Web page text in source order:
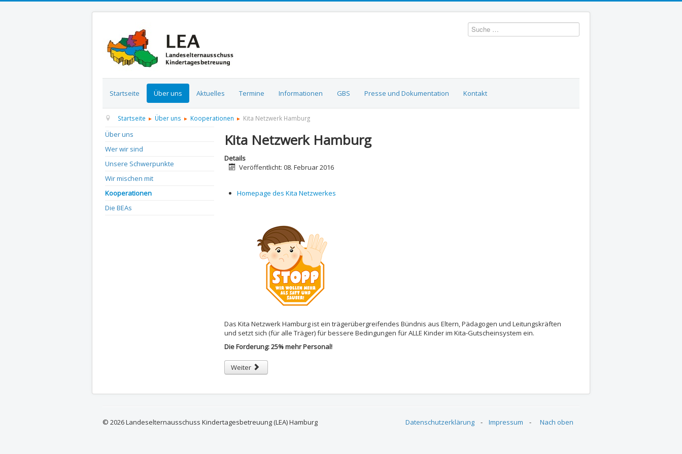
Suchen
Startseite Über uns Aktuelles Termine Informationen GBS Presse und Dokumentation Kontakt
Startseite Über uns Kooperationen Kita Netzwerk Hamburg
Über uns
Wer wir sind
Unsere Schwerpunkte
Wir mischen mit
Kooperationen
Die BEAs
Kita Netzwerk Hamburg
Details
Veröffentlicht: 08. Februar 2016
Homepage des Kita Netzwerkes
Das Kita Netzwerk Hamburg ist ein trägerübergreifendes Bündnis aus Eltern, Pädagogen und Leitungskräften
und setzt sich (für alle Träger) für bessere Bedingungen für ALLE Kinder im Kita-Gutscheinsystem ein.
Die Forderung: 25% mehr Personal!
Nächster Beitrag: Hamburger Bündnis für schulische Inklusion
Weiter
Nach oben
Datenschutzerklärung - Impressum -
© 2026 Landeselternausschuss Kindertagesbetreuung (LEA) Hamburg